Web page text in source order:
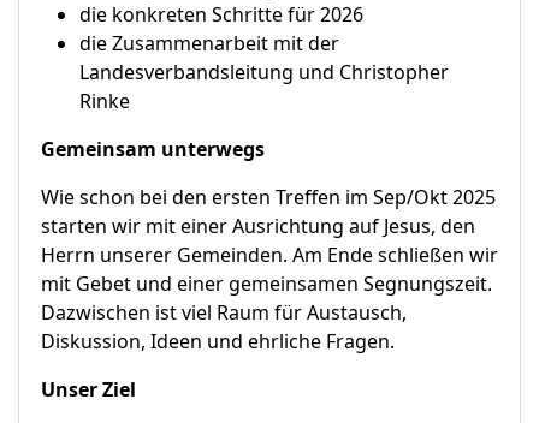
die konkreten Schritte für 2026
die Zusammenarbeit mit der
Landesverbandsleitung und Christopher
Rinke
Gemeinsam unterwegs
Wie schon bei den ersten Treffen im Sep/Okt 2025
starten wir mit einer Ausrichtung auf Jesus, den
Herrn unserer Gemeinden. Am Ende schließen wir
mit Gebet und einer gemeinsamen Segnungszeit.
Dazwischen ist viel Raum für Austausch,
Diskussion, Ideen und ehrliche Fragen.
Unser Ziel